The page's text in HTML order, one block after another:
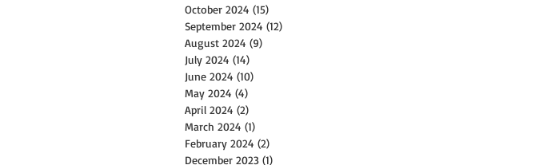
October 2024 (15)
September 2024 (12)
August 2024 (9)
July 2024 (14)
June 2024 (10)
May 2024 (4)
April 2024 (2)
March 2024 (1)
February 2024 (2)
December 2023 (1)